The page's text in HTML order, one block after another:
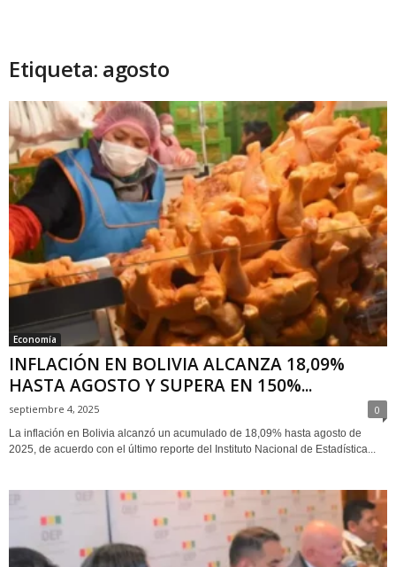
Etiqueta: agosto
Economía
INFLACIÓN EN BOLIVIA ALCANZA 18,09%
HASTA AGOSTO Y SUPERA EN 150%...
septiembre 4, 2025 0
La inflación en Bolivia alcanzó un acumulado de 18,09% hasta agosto de
2025, de acuerdo con el último reporte del Instituto Nacional de Estadística...